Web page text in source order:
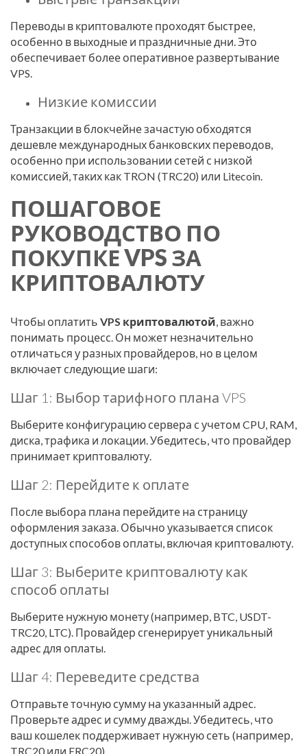
Переводы в криптовалюте проходят быстрее,
особенно в выходные и праздничные дни. Это
обеспечивает более оперативное развертывание
VPS.
Низкие комиссии
Транзакции в блокчейне зачастую обходятся
дешевле международных банковских переводов,
особенно при использовании сетей с низкой
комиссией, таких как TRON (TRC20) или Litecoin.
ПОШАГОВОЕ
РУКОВОДСТВО ПО
ПОКУПКЕ VPS ЗА
КРИПТОВАЛЮТУ
Чтобы оплатить VPS криптовалютой, важно
понимать процесс. Он может незначительно
отличаться у разных провайдеров, но в целом
включает следующие шаги:
Шаг 1: Выбор тарифного плана VPS
Выберите конфигурацию сервера с учетом CPU, RAM,
диска, трафика и локации. Убедитесь, что провайдер
принимает криптовалюту.
Шаг 2: Перейдите к оплате
После выбора плана перейдите на страницу
оформления заказа. Обычно указывается список
доступных способов оплаты, включая криптовалюту.
Шаг 3: Выберите криптовалюту как
способ оплаты
Выберите нужную монету (например, BTC, USDT-
TRC20, LTC). Провайдер сгенерирует уникальный
адрес для оплаты.
Шаг 4: Переведите средства
Отправьте точную сумму на указанный адрес.
Проверьте адрес и сумму дважды. Убедитесь, что
ваш кошелек поддерживает нужную сеть (например,
TRC20 или ERC20).